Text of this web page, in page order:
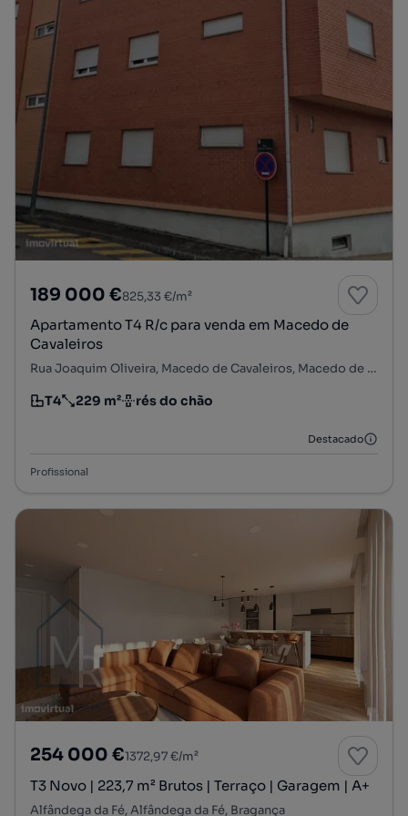
189 000 €825,33 €/m²
Apartamento T4 R/c para venda em Macedo de
Cavaleiros
Rua Joaquim Oliveira, Macedo de Cavaleiros, Macedo de Cavaleiros, Bragança
Tipologia
T4
Preço por metro quadrado
229 m²
Andar rés do chão
Destacado
Profissional
254 000 €1372,97 €/m²
T3 Novo | 223,7 m² Brutos | Terraço | Garagem | A+
Alfândega da Fé, Alfândega da Fé, Bragança